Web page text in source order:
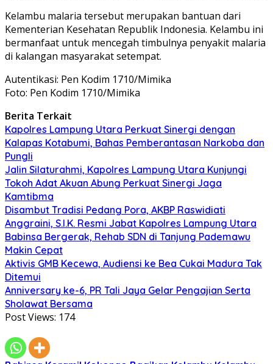
Kelambu malaria tersebut merupakan bantuan dari
Kementerian Kesehatan Republik Indonesia. Kelambu ini
bermanfaat untuk mencegah timbulnya penyakit malaria
di kalangan masyarakat setempat.
Autentikasi: Pen Kodim 1710/Mimika
Foto: Pen Kodim 1710/Mimika
Berita Terkait
Kapolres Lampung Utara Perkuat Sinergi dengan
Kalapas Kotabumi, Bahas Pemberantasan Narkoba dan
Pungli
Jalin Silaturahmi, Kapolres Lampung Utara Kunjungi
Tokoh Adat Akuan Abung Perkuat Sinergi Jaga
Kamtibma
Disambut Tradisi Pedang Pora, AKBP Raswidiati
Anggraini, S.I.K. Resmi Jabat Kapolres Lampung Utara
Babinsa Bergerak, Rehab SDN di Tanjung Pademawu
Makin Cepat
Aktivis GMB Kecewa, Audiensi ke Bea Cukai Madura Tak
Ditemui
Anniversary ke-6, PR Tali Jaya Gelar Pengajian Serta
Sholawat Bersama
Post Views: 174